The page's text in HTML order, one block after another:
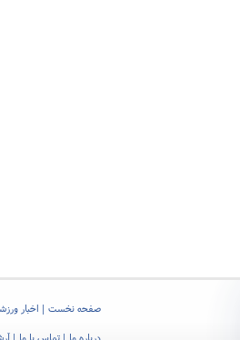
صفحه نخست اخبار